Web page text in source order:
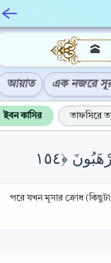
🕋
আয়াত এক নজরে
ইবন কাসির তাফসিরে
পরে যখন মূসার ক্রোধ